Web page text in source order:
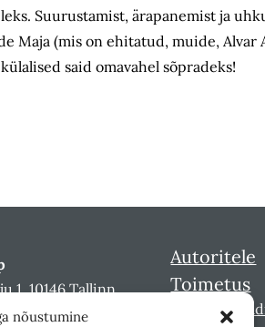
nõustumine
Suurustamist, ärapanemist ja
Maja (mis on ehitatud, muide,
said omavahel sõpradeks!
1, 10146 Tallinn
Autoritele
Toimetus
Sirbi